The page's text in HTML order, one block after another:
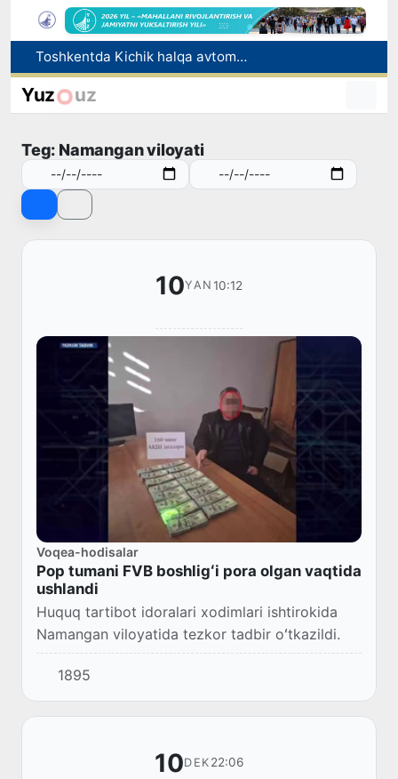
Toshkentda Kichik halqa avtomobil yoʻlining bir qismida harakat vaqtincha cheklanadi
Chorvachilik sohasida subsidiyalar ajratiladi
Toshkentda PPX inspektori 13 yoshli bolani qutqarib qoldi
Yuz uz
Teg: Namangan viloyati
10YAN 10:12
Voqea-hodisalar
Pop tumani FVB boshligʻi pora olgan vaqtida
ushlandi
Huquq tartibot idoralari xodimlari ishtirokida
Namangan viloyatida tezkor tadbir oʻtkazildi.
1895
10DEK 22:06